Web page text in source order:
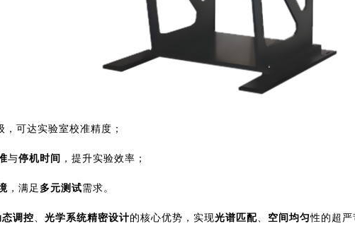
，可达实验室校准精度；
与停机时间 ，提升实验效率；
，满足 多元测试需求。
调控、 光学系统精密设计的核心优势，实现光谱匹配、 空间均匀性的超